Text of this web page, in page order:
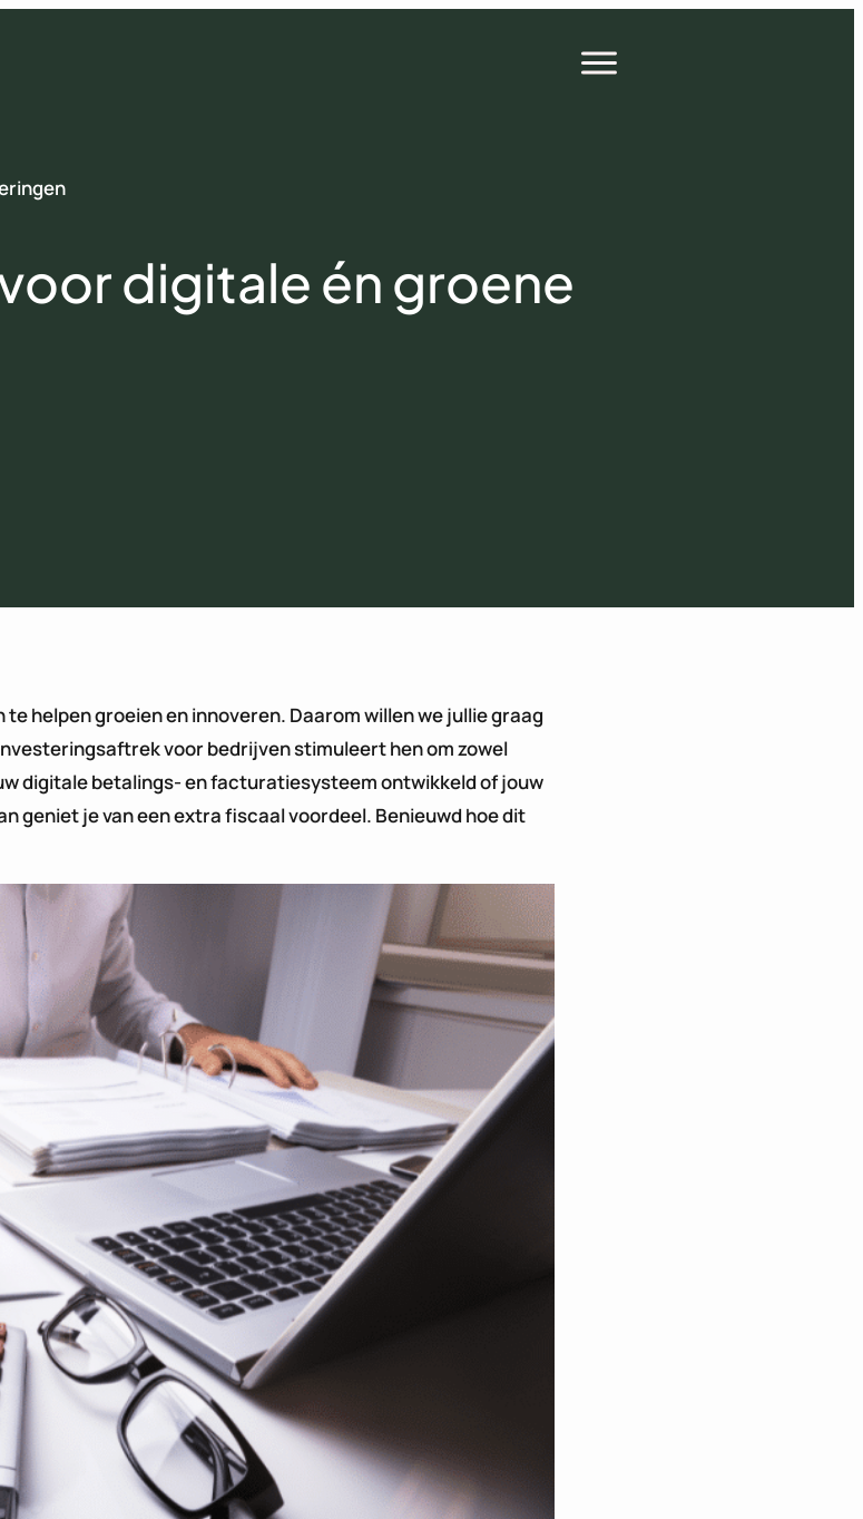
Open
digitale én groene
helpen groeien en innoveren. Daarom willen we jullie graag
voor bedrijven stimuleert hen om zowel
digitale betalings- en facturatiesysteem ontwikkeld of jouw
geniet je van een extra fiscaal voordeel. Benieuwd hoe dit